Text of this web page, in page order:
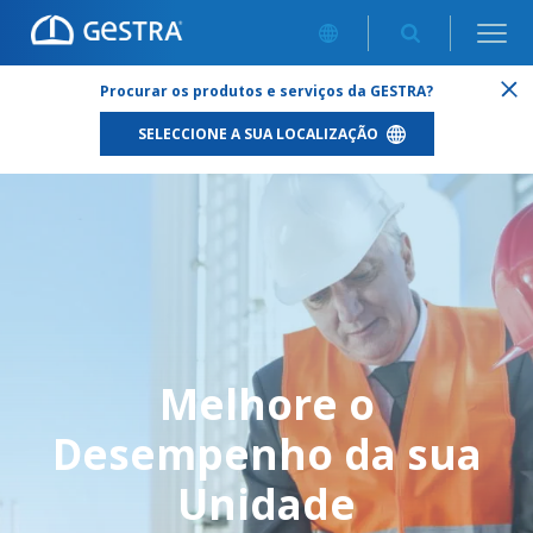
Procurar os produtos e serviços da GESTRA?
SELECCIONE A SUA LOCALIZAÇÃO
MELHORE O DESEMPENHO DA SUA UNIDADE
Melhore o
Desempenho da sua
Unidade